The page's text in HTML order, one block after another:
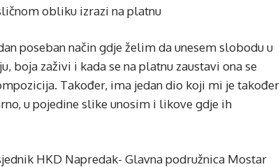
obliku izrazi na platnu
poseban način gdje želim da unesem slobodu u
boja zaživi i kada se na platnu zaustavi ona se
Također, ima jedan dio koji mi je također
u pojedine slike unosim i likove gdje ih
HKD Napredak- Glavna podružnica Mostar